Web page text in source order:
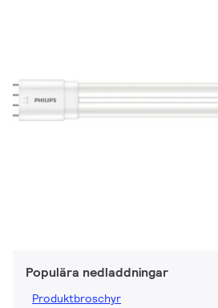
Populära nedladdningar
Produktbroschyr